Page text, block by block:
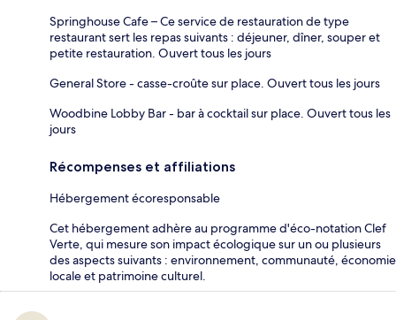
Springhouse Cafe – Ce service de restauration de type
restaurant sert les repas suivants : déjeuner, dîner, souper et
petite restauration. Ouvert tous les jours
General Store - casse-croûte sur place. Ouvert tous les jours
Woodbine Lobby Bar - bar à cocktail sur place. Ouvert tous les
jours
Récompenses et affiliations
Hébergement écoresponsable
Cet hébergement adhère au programme d'éco-notation Clef
Verte, qui mesure son impact écologique sur un ou plusieurs
des aspects suivants : environnement, communauté, économie
locale et patrimoine culturel.